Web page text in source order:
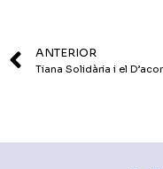
ANTERIOR